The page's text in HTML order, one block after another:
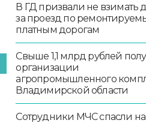
В ГД призвали не взимать
за проезд по
платным дорогам
Свыше 1,1 млрд рублей
организации
агропромышленного
Владимирской области
Сотрудники МЧС спасли на